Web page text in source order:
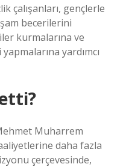
çalışanları, gençlerle
becerilerini
kurmalarına ve
yardımcı
Muharrem
daha fazla
çerçevesinde,